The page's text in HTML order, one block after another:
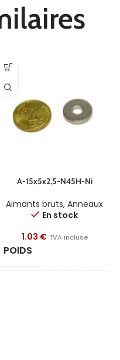
A-15x5x2,5-N45H-Ni
Aimants bruts, Anneaux
En stock
1.03 € TVA incluse
POIDS